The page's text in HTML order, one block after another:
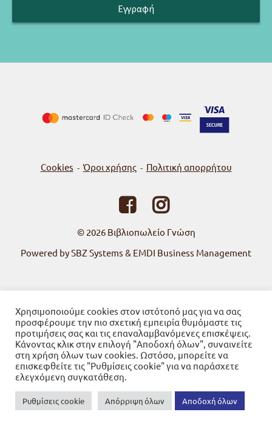
Cookies - Όροι χρήσης - Πολιτική απορρήτου
© 2026 Βιβλιοπωλείο Γνώση
Powered by SBZ Systems & EMDI Business Management
0
Χρησιμοποιούμε cookies στον ιστότοπό μας για να σας
προσφέρουμε την πιο σχετική εμπειρία θυμόμαστε τις
προτιμήσεις σας και τις επαναλαμβανόμενες επισκέψεις.
Κάνοντας κλικ στην επιλογή "Αποδοχή όλων", συναινείτε
στη χρήση όλων των cookies. Ωστόσο, μπορείτε να
επισκεφθείτε τις "Ρυθμίσεις cookie" για να παράσχετε
ελεγχόμενη συγκατάθεση.
Ρυθμίσεις cookie Απόρριψη όλων Αποδοχή όλων